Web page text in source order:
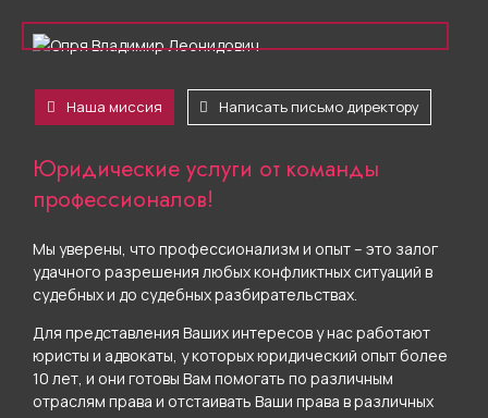
Наша миссия Написать письмо директору
Юридические услуги от команды
профессионалов!
Мы уверены, что профессионализм и опыт – это залог
удачного разрешения любых конфликтных ситуаций в
судебных и до судебных разбирательствах.
Для представления Ваших интересов у нас работают
юристы и адвокаты, у которых юридический опыт более
10 лет, и они готовы Вам помогать по различным
отраслям права и отстаивать Ваши права в различных